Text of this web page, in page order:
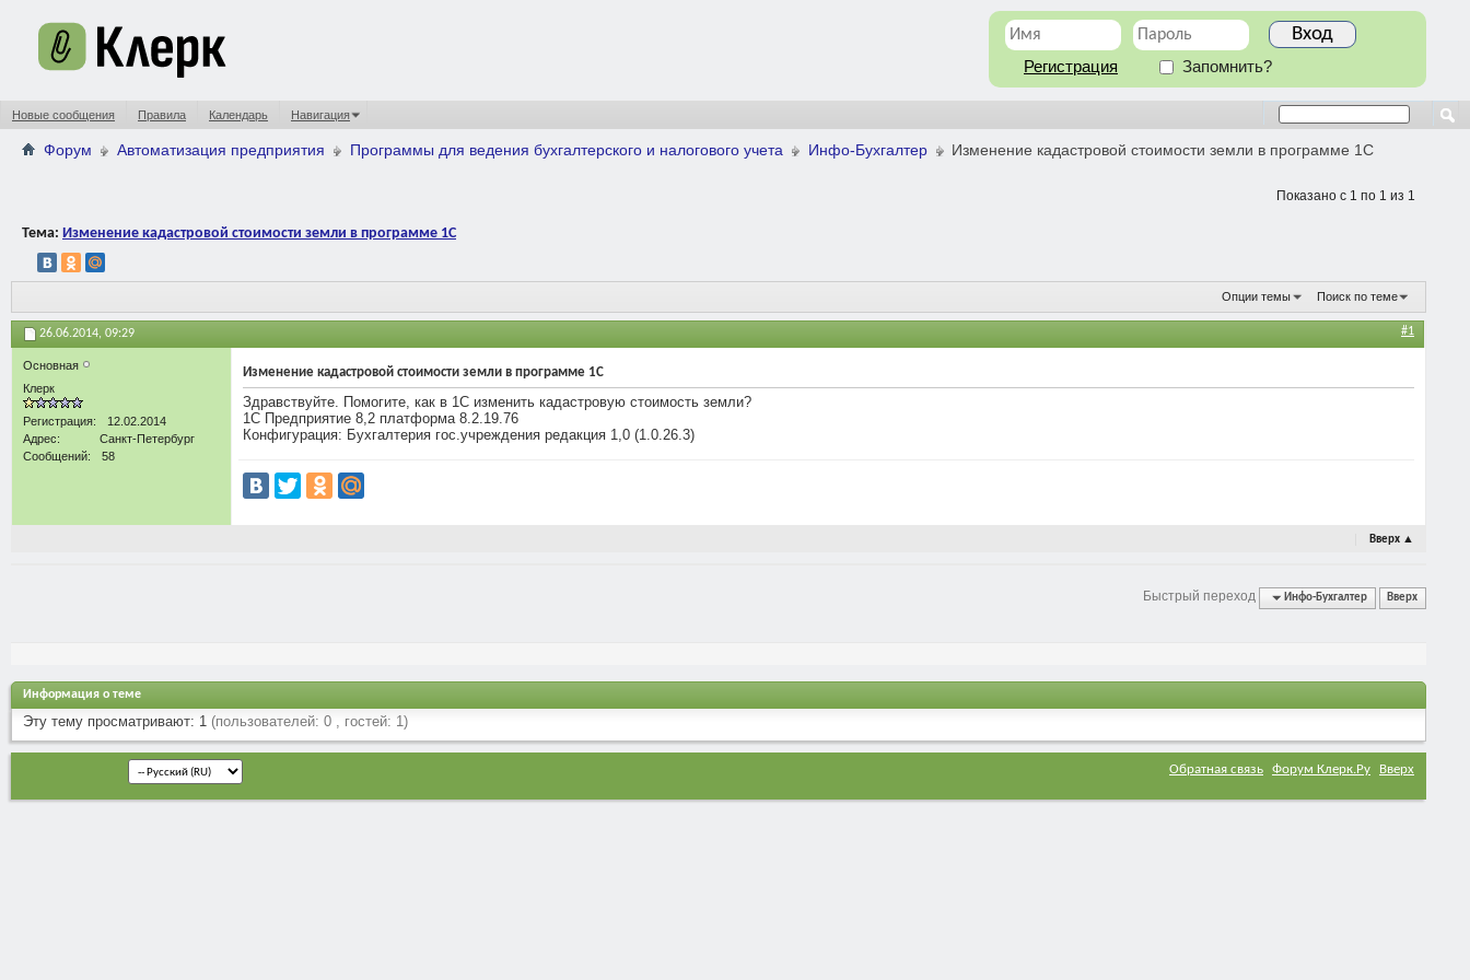
Регистрация Запомнить?
Новые сообщения Правила Календарь Навигация
Форум Автоматизация предприятия Программы для ведения бухгалтерского и налогового учета Инфо-Бухгалтер Изменение кадастровой стоимости земли в программе 1С
Показано с 1 по 1 из 1
Тема: Изменение кадастровой стоимости земли в программе 1С
Опции темы Поиск по теме
26.06.2014, 09:29 #1
Основная
Клерк
Регистрация
12.02.2014
Адрес
Санкт-Петербург
Сообщений
58
Изменение кадастровой стоимости земли в программе 1С
Здравствуйте. Помогите, как в 1С изменить кадастровую стоимость земли?
1С Предприятие 8,2 платформа 8.2.19.76
Конфигурация: Бухгалтерия гос.учреждения редакция 1,0 (1.0.26.3)
Вверх ▲
Быстрый переход Инфо-Бухгалтер Вверх
Информация о теме
Эту тему просматривают: 1 (пользователей: 0 , гостей: 1)
Обратная связь Форум Клерк.Ру Вверх